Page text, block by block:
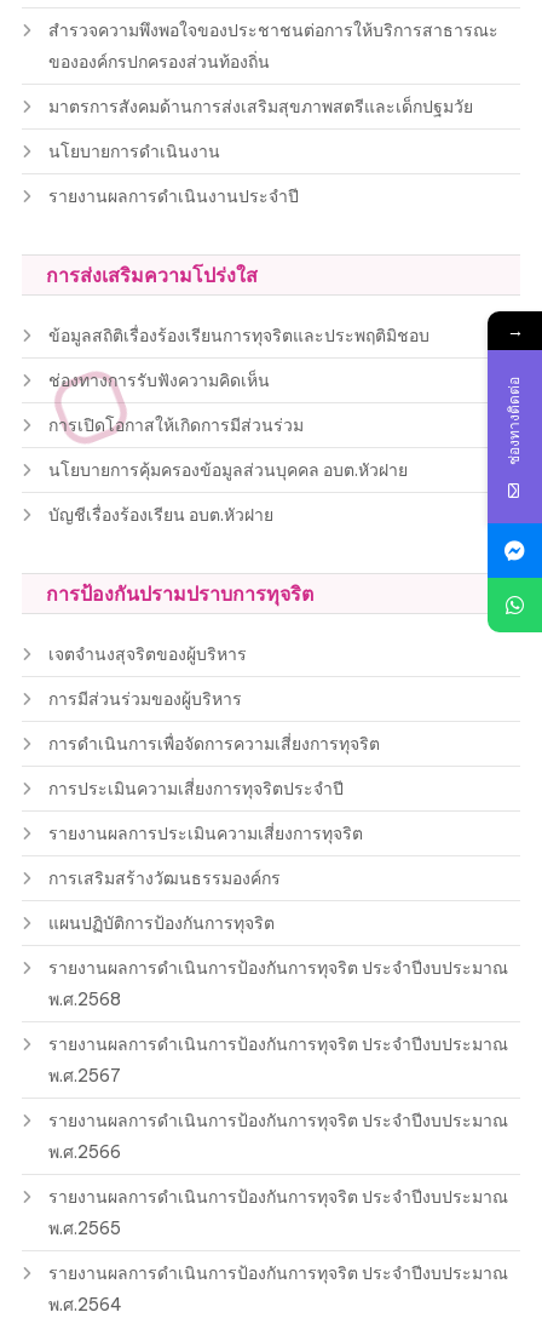
สำรวจความพึงพอใจของประชาชนต่อการให้บริการสาธารณะ
ขององค์กรปกครองส่วนท้องถิ่น
มาตรการสังคมด้านการส่งเสริมสุขภาพสตรีและเด็กปฐมวัย
นโยบายการดำเนินงาน
รายงานผลการดำเนินงานประจำปี
การส่งเสริมความโปร่งใส
ข้อมูลสถิติเรื่องร้องเรียนการทุจริตและประพฤติมิชอบ
ช่องทางการรับฟังความคิดเห็น
การเปิดโอกาสให้เกิดการมีส่วนร่วม
นโยบายการคุ้มครองข้อมูลส่วนบุคคล อบต.หัวฝาย
บัญชีเรื่องร้องเรียน อบต.หัวฝาย
การป้องกันปรามปราบการทุจริต
เจตจำนงสุจริตของผู้บริหาร
การมีส่วนร่วมของผู้บริหาร
การดำเนินการเพื่อจัดการความเสี่ยงการทุจริต
การประเมินความเสี่ยงการทุจริตประจำปี
รายงานผลการประเมินความเสี่ยงการทุจริต
การเสริมสร้างวัฒนธรรมองค์กร
แผนปฏิบัติการป้องกันการทุจริต
รายงานผลการดำเนินการป้องกันการทุจริต ประจำปีงบประมาณ
พ.ศ.2568
รายงานผลการดำเนินการป้องกันการทุจริต ประจำปีงบประมาณ
พ.ศ.2567
รายงานผลการดำเนินการป้องกันการทุจริต ประจำปีงบประมาณ
พ.ศ.2566
รายงานผลการดำเนินการป้องกันการทุจริต ประจำปีงบประมาณ
พ.ศ.2565
รายงานผลการดำเนินการป้องกันการทุจริต ประจำปีงบประมาณ
พ.ศ.2564
→
ช่องทางติดต่อ